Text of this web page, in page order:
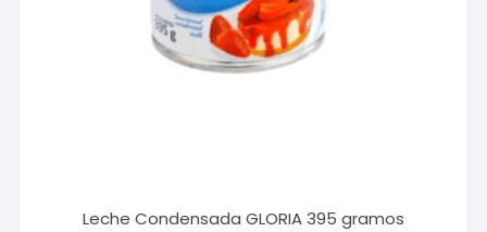
Leche Condensada GLORIA 395 gramos